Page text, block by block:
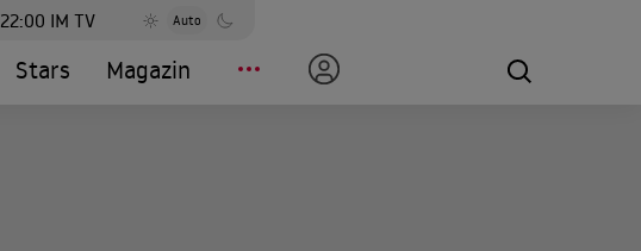
22:00 IM TV Auto
Stars Magazin